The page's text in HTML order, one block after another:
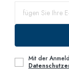
Mit der